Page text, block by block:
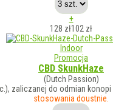
+
128 zł102 zł
Indoor
Promocja
CBD SkunkHaze
(Dutch Passion)
zaliczanej do odmian
stosowania doustnie.